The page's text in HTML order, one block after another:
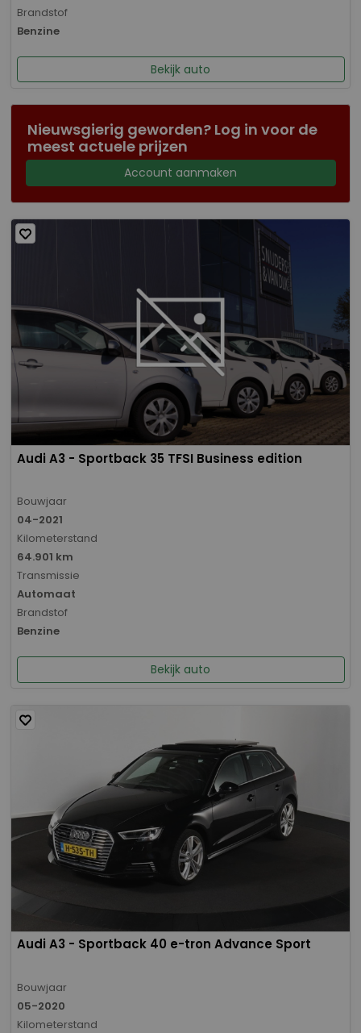
Brandstof
Benzine
Bekijk auto
Nieuwsgierig geworden? Log in voor de
meest actuele prijzen
Account aanmaken
Audi A3 - Sportback 35 TFSI Business edition
Bouwjaar
04-2021
Kilometerstand
64.901 km
Transmissie
Automaat
Brandstof
Benzine
Bekijk auto
Audi A3 - Sportback 40 e-tron Advance Sport
Bouwjaar
05-2020
Kilometerstand